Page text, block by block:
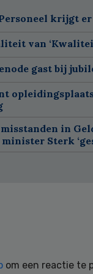
krijgt
van
gast bij
in
Sterk
om een reactie te